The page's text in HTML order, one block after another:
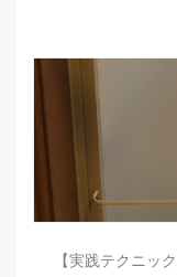
【実践テクニッ